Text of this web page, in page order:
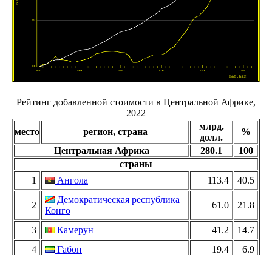
Рейтинг добавленной стоимости в Центральной Африке,
2022
место
регион, страна
млрд.
долл.
%
Центральная Африка
280.1
100
страны
1
Ангола 113.4 40.5
2
Демократическая республика
Конго
61.0 21.8
3 Камерун 41.2
14.7
4
Габон 19.4
6.9